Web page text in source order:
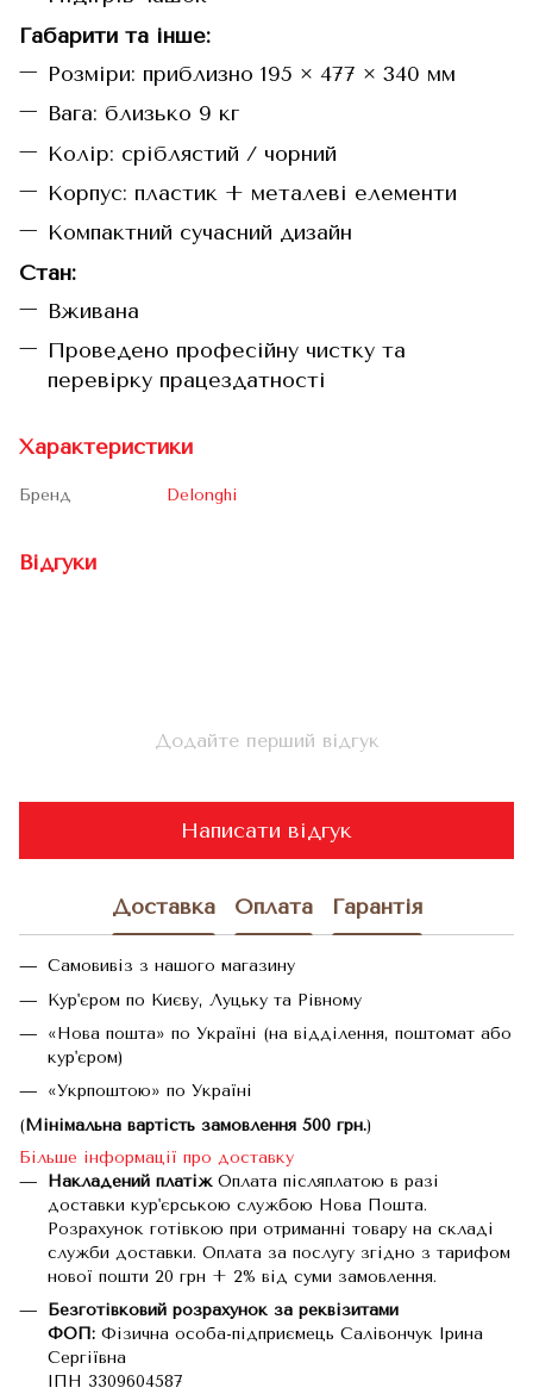
Габарити та інше:
Розміри: приблизно 195 × 477 × 340 мм
Вага: близько 9 кг
Колір: сріблястий / чорний
Корпус: пластик + металеві елементи
Компактний сучасний дизайн
Стан:
Вживана
Проведено професійну чистку та
перевірку працездатності
Характеристики
Бренд Delonghi
Відгуки
Додайте перший відгук
Написати відгук
Доставка Оплата Гарантія
Самовивіз з нашого магазину
Кур'єром по Києву, Луцьку та Рівному
«Нова пошта» по Україні (на відділення, поштомат або
кур'єром)
«Укрпоштою» по Україні
(Мінімальна вартість замовлення 500 грн.)
Більше інформації про доставку
Накладений платіжОплата післяплатою в разі
доставки кур'єрською службою Нова Пошта.
Розрахунок готівкою при отриманні товару на складі
служби доставки. Оплата за послугу згідно з тарифом
нової пошти 20 грн + 2% від суми замовлення.
Безготівковий розрахунок за реквізитами
ФОП: Фізична особа-підприємець Салівончук Ірина
Сергіївна
ІПН 3309604587